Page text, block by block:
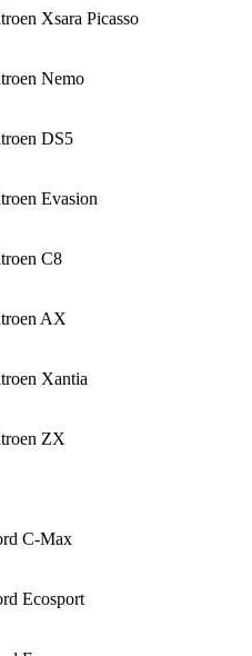
Xsara Picasso
Nemo
DS5
Evasion
C8
AX
Xantia
ZX
C-Max
Ecosport